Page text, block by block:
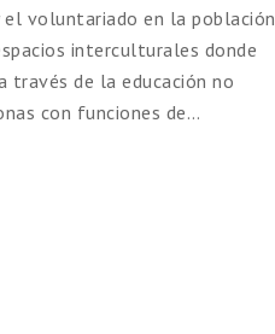
el voluntariado en la población
interculturales donde
través de la educación no
con funciones de…